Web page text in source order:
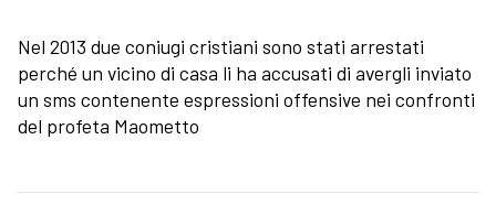
Nel 2013 due coniugi cristiani sono stati arrestati
perché un vicino di casa li ha accusati di avergli inviato
un sms contenente espressioni offensive nei confronti
del profeta Maometto